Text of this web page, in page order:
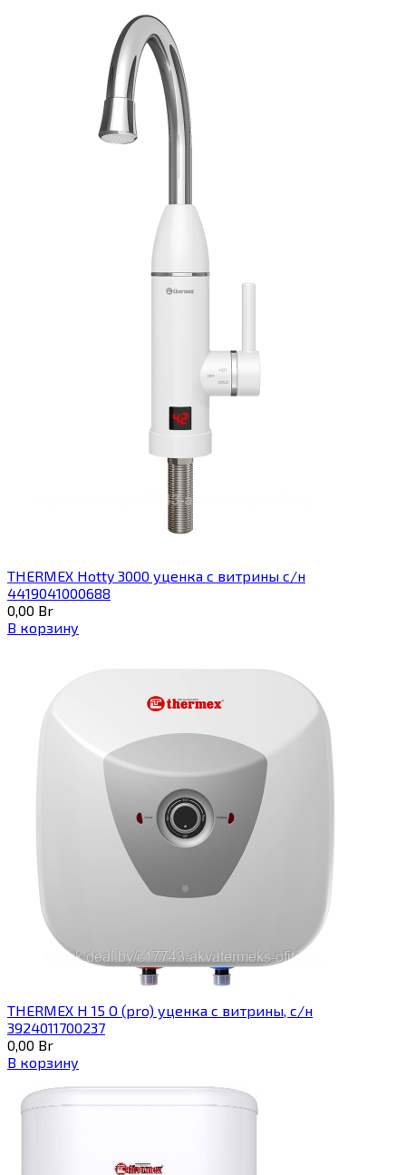
THERMEX Hotty 3000 уценка с витрины с/н
4419041000688
0,00 Br
В корзину
THERMEX H 15 O (pro) уценка с витрины, с/н
3924011700237
0,00 Br
В корзину